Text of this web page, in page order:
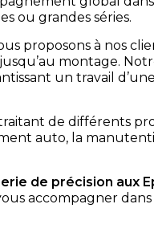
ou grandes séries.
proposons à nos
montage.
un travail
de différents
auto, la
de précision aux
accompagner